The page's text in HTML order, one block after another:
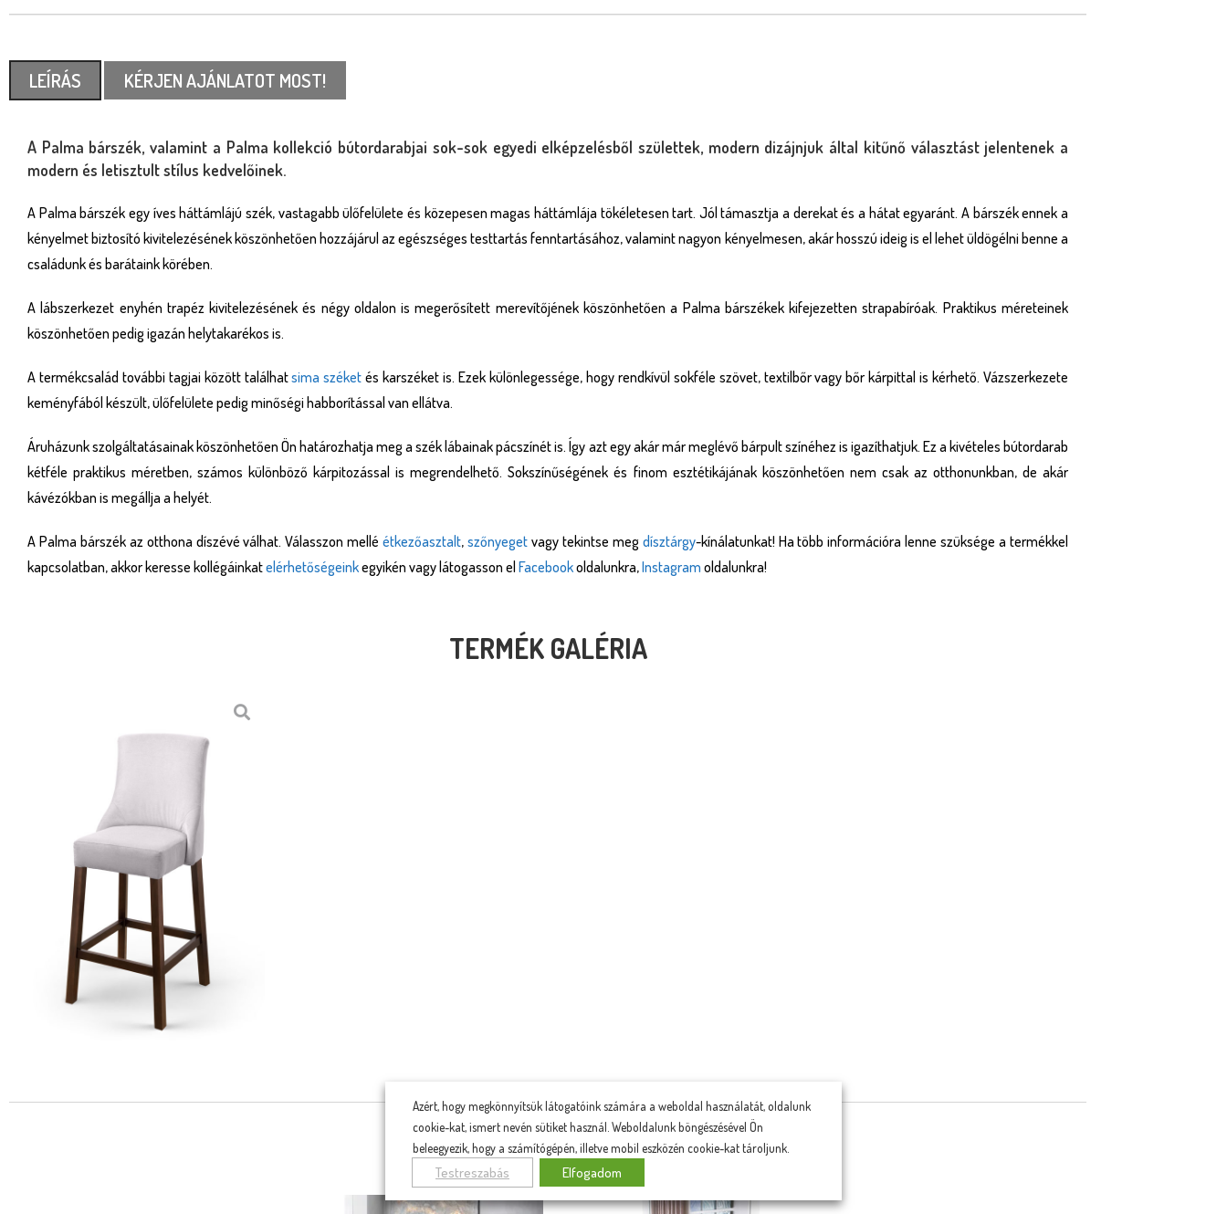
LEÍRÁS KÉRJEN AJÁNLATOT MOST!
A Palma bárszék, valamint a Palma kollekció bútordarabjai sok-sok egyedi elképzelésből születtek, modern dizájnjuk által kitűnő választást jelentenek a
modern és letisztult stílus kedvelőinek.
A Palma bárszék egy íves háttámlájú szék, vastagabb ülőfelülete és közepesen magas háttámlája tökéletesen tart. Jól támasztja a derekat és a hátat egyaránt. A bárszék ennek a
kényelmet biztosító kivitelezésének köszönhetően hozzájárul az egészséges testtartás fenntartásához, valamint nagyon kényelmesen, akár hosszú ideig is el lehet üldögélni benne a
családunk és barátaink körében.
A lábszerkezet enyhén trapéz kivitelezésének és négy oldalon is megerősített merevítőjének köszönhetően a Palma bárszékek kifejezetten strapabíróak. Praktikus méreteinek
köszönhetően pedig igazán helytakarékos is.
A termékcsalád további tagjai között találhatsima széket és karszéket is. Ezek különlegessége, hogy rendkívül sokféle szövet, textilbőr vagy bőr kárpittal is kérhető. Vázszerkezete
keményfából készült, ülőfelülete pedig minőségi habborítással van ellátva.
Áruházunk szolgáltatásainak köszönhetően Ön határozhatja meg a szék lábainak pácszínét is. Így azt egy akár már meglévő bárpult színéhez is igazíthatjuk. Ez a kivételes bútordarab
kétféle praktikus méretben, számos különböző kárpitozással is megrendelhető. Sokszínűségének és finom esztétikájának köszönhetően nem csak az otthonunkban, de akár
kávézókban is megállja a helyét.
A Palma bárszék az otthona díszévé válhat. Válasszon melléétkezőasztalt,szőnyeget vagy tekintse meg dísztárgy-kínálatunkat! Ha több információra lenne szüksége a termékkel
kapcsolatban, akkor keresse kollégáinkatelérhetőségeinkegyikén vagy látogasson el Facebookoldalunkra,Instagram oldalunkra!
TERMÉK GALÉRIA
KAPCSOLÓDÓ TERMÉKEK
Azért, hogy megkönnyítsük látogatóink számára a weboldal használatát, oldalunk
cookie-kat, ismert nevén sütiket használ. Weboldalunk böngészésével Ön
beleegyezik, hogy a számítógépén, illetve mobil eszközén cookie-kat tároljunk.
Testreszabás Elfogadom